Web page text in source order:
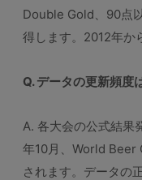
Double Gold、90点
得します。2012年か
Q. データの更新頻度
A. 各大会の公式結果
年10月、World Beer
されます。データの